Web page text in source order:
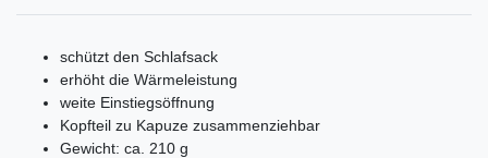
schützt den Schlafsack
erhöht die Wärmeleistung
weite Einstiegsöffnung
Kopfteil zu Kapuze zusammenziehbar
Gewicht: ca. 210 g